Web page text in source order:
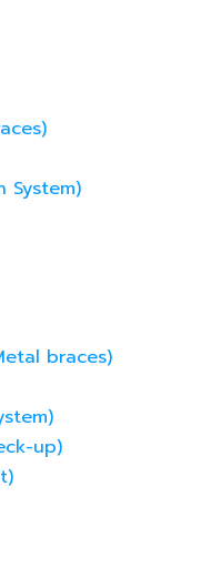
System)
braces)
up)